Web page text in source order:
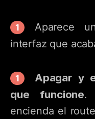
Aparece
interfaz que
Apagar y
que funcione.
encienda el